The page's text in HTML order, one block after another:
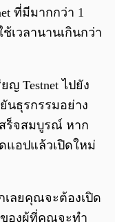
ที่มีมากกว่า 1
เวลานานเกินกว่า
Testnet ไปยัง
นธุรกรรมอย่าง
สร็จสมบูรณ์ หาก
แอปแล้วเปิดใหม่
ลยคุณจะต้องเปิด
ของผู้ที่คุณจะทำ